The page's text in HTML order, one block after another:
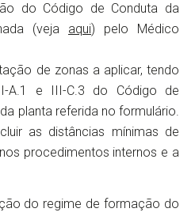
do Código de Conduta da
(veja aqui) pelo Médico
de zonas a aplicar, tendo
A.1 e III-C.3 do Código de
planta referida no formulário.
as distâncias mínimas de
procedimentos internos e a
do regime de formação do